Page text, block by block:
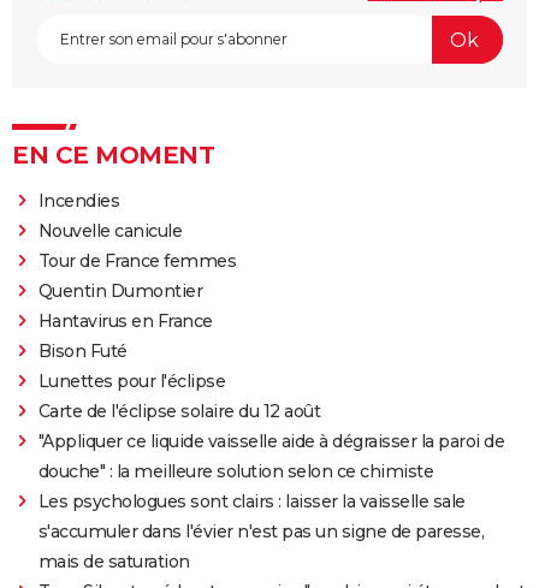
EN CE MOMENT
Incendies
Nouvelle canicule
Tour de France femmes
Quentin Dumontier
Hantavirus en France
Bison Futé
Lunettes pour l'éclipse
Carte de l'éclipse solaire du 12 août
"Appliquer ce liquide vaisselle aide à dégraisser la paroi de
douche" : la meilleure solution selon ce chimiste
Les psychologues sont clairs : laisser la vaisselle sale
s'accumuler dans l'évier n'est pas un signe de paresse,
mais de saturation